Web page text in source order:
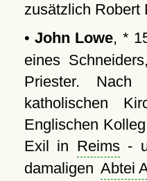
zusätzlich Robert
•John Lowe, *
eines
Priester. Nach
katholischen
Englischen
Exil in Reims-
damaligen Abtei